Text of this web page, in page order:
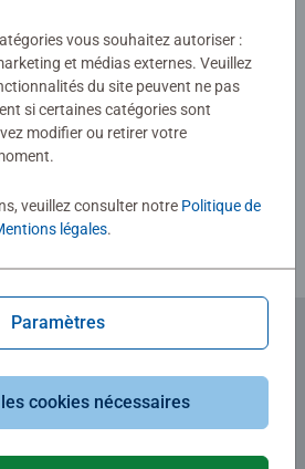
une évaluation
de 5€.
vous souhaitez autoriser :
et médias externes. Veuillez
du site peuvent ne pas
si certaines catégories sont
modifier ou retirer votre
veuillez consulter notre Politique de
légales.
Paramètres
cookies nécessaires